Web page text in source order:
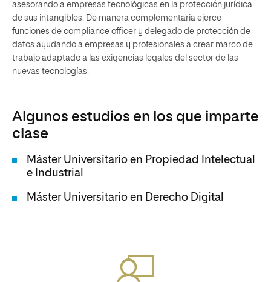
asesorando a empresas tecnológicas en la protección jurídica
de sus intangibles. De manera complementaria ejerce
funciones de compliance officer y delegado de protección de
datos ayudando a empresas y profesionales a crear marco de
trabajo adaptado a las exigencias legales del sector de las
nuevas tecnologías.
Algunos estudios en los que imparte
clase
Máster Universitario en Propiedad Intelectual
e Industrial
Máster Universitario en Derecho Digital